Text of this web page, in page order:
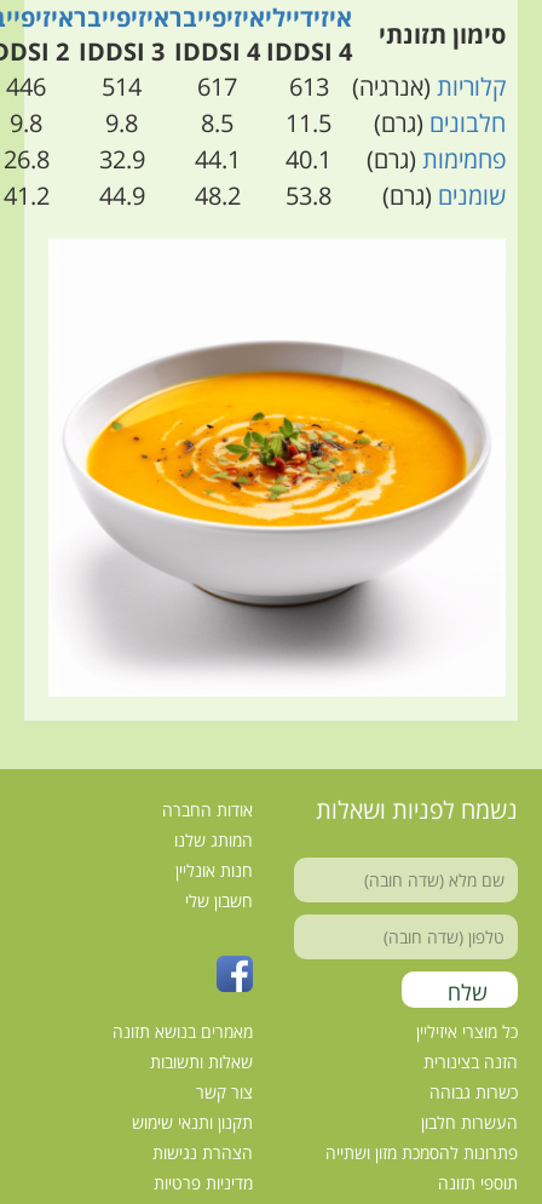
סימון תזונתי
איזידיילי
IDDSI 4
איזיפייבר
IDDSI 4
איזיפייבר
IDDSI 3
איזיפייבר
IDDSI 2
קלוריות(אנרגיה) 613
617
514
446
חלבונים(גרם) 11.5
8.5
9.8
9.8
פחמימות(גרם) 40.1
44.1
32.9
26.8
שומנים(גרם) 53.8
48.2
44.9
41.2
נשמח לפניות ושאלות
אודות החברה
המותג שלנו
חנות אונליין
חשבון שלי
כל מוצרי איזיליין
הזנה בצינורית
כשרות גבוהה
העשרות חלבון
פתרונות להסמכת מזון ושתייה
תוספי תזונה
מאמרים בנושא תזונה
שאלות ותשובות
צור קשר
תקנון ותנאי שימוש
הצהרת נגישות
מדיניות פרטיות